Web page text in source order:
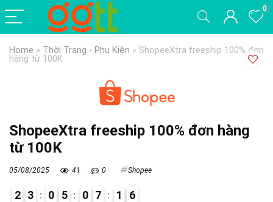
0
Home » Thời Trang - Phụ Kiện » ShopeeXtra freeship 100% đơn
hàng từ 100K
ShopeeXtra freeship 100% đơn hàng
từ 100K
05/08/2025 41 0 Shopee
2 3 0 5 0 7 1 5